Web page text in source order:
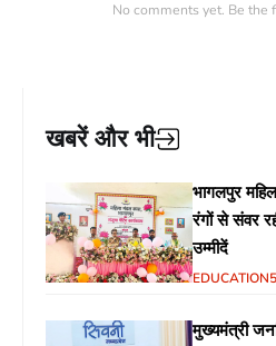
No comments yet. Be the
खबरें और भी
भागलपुर
रंगों से संवर
उम्मीदें
EDUCATION
मुख्यमंत्री